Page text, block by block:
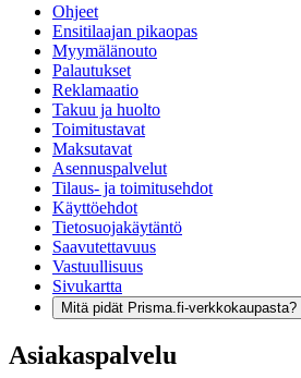
Ohjeet
Ensitilaajan pikaopas
Myymälänouto
Palautukset
Reklamaatio
Takuu ja huolto
Toimitustavat
Maksutavat
Asennuspalvelut
Tilaus- ja toimitusehdot
Käyttöehdot
Tietosuojakäytäntö
Saavutettavuus
Vastuullisuus
Sivukartta
Mitä pidät Prisma.fi-verkkokaupasta?
Asiakaspalvelu